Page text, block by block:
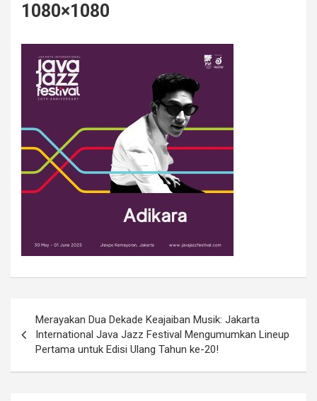
1080×1080
Merayakan Dua Dekade Keajaiban Musik: Jakarta
International Java Jazz Festival Mengumumkan Lineup
Pertama untuk Edisi Ulang Tahun ke-20!